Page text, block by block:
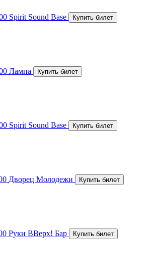
Spirit Sound Base
Лампа
Spirit Sound Base
Дворец Молодежи
Руки ВВерх! Бар